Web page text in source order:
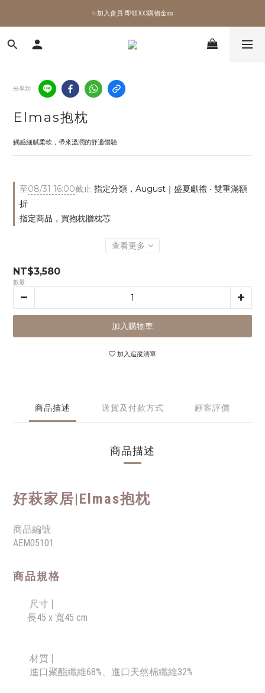
✨加入會員 即領100購物金🎫
✨加入會員 即領100購物金🎫
全館滿額現折🔥
✨加入會員 即領100購物金🎫
分享到
Elmas抱枕
觸感細膩柔軟，帶來溫潤的舒適體驗
至08/31 16:00截止 指定分類，August｜盛夏獻禮 ‧ 雙重滿額
折
指定商品，買抱枕贈枕芯
查看更多
NT$3,580
數量
加入購物車
加入追蹤清單
商品描述 送貨及付款方式 顧客評價
商品描述
好萩家居|Elmas抱枕
商品編號
AEM05101
商品規格
尺寸 |
長45 x 寬45 cm
材質 |
進口聚酯纖維68%、進口天然棉纖維32%